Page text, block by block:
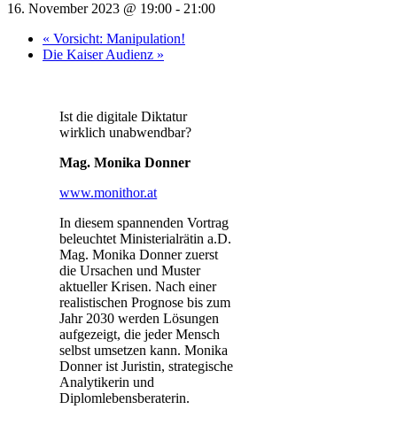
16. November 2023 @ 19:00 - 21:00
« Vorsicht: Manipulation!
Die Kaiser Audienz »
Ist die digitale Diktatur
wirklich unabwendbar?
Mag. Monika Donner
www.monithor.at
In diesem spannenden Vortrag
beleuchtet Ministerialrätin a.D.
Mag. Monika Donner zuerst
die Ursachen und Muster
aktueller Krisen. Nach einer
realistischen Prognose bis zum
Jahr 2030 werden Lösungen
aufgezeigt, die jeder Mensch
selbst umsetzen kann. Monika
Donner ist Juristin, strategische
Analytikerin und
Diplomlebensberaterin.